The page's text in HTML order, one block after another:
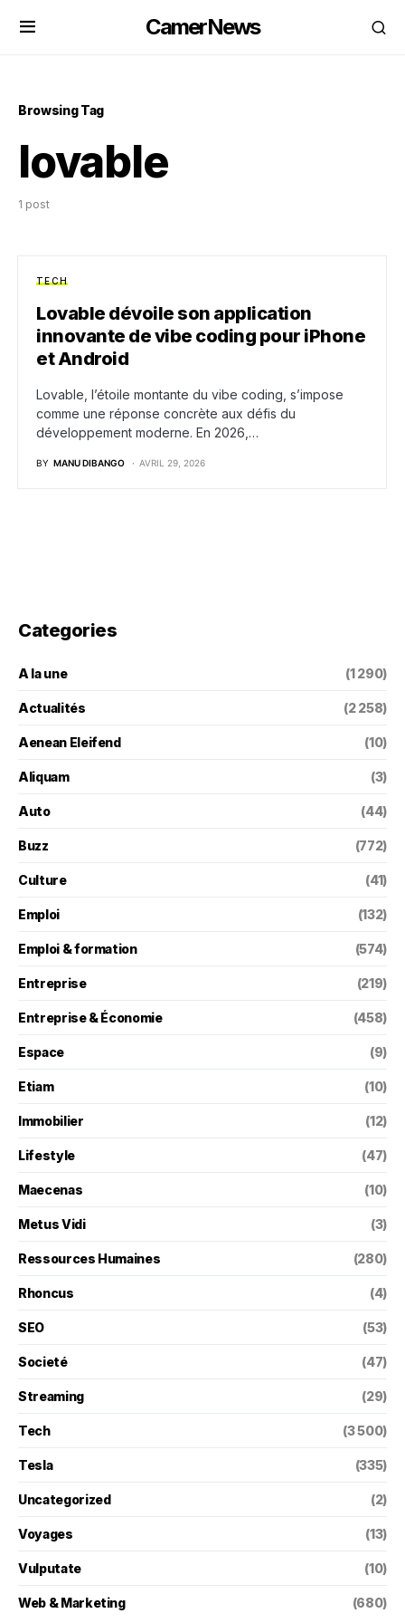
CamerNews
Browsing Tag
lovable
1 post
TECH
Lovable dévoile son application
innovante de vibe coding pour iPhone
et Android
Lovable, l’étoile montante du vibe coding, s’impose
comme une réponse concrète aux défis du
développement moderne. En 2026,…
BY MANU DIBANGO AVRIL 29, 2026
Categories
A la une (1 290)
Actualités (2 258)
Aenean Eleifend (10)
Aliquam (3)
Auto (44)
Buzz (772)
Culture (41)
Emploi (132)
Emploi & formation (574)
Entreprise (219)
Entreprise & Économie (458)
Espace (9)
Etiam (10)
Immobilier (12)
Lifestyle (47)
Maecenas (10)
Metus Vidi (3)
Ressources Humaines (280)
Rhoncus (4)
SEO (53)
Societé (47)
Streaming (29)
Tech (3 500)
Tesla (335)
Uncategorized (2)
Voyages (13)
Vulputate (10)
Web & Marketing (680)